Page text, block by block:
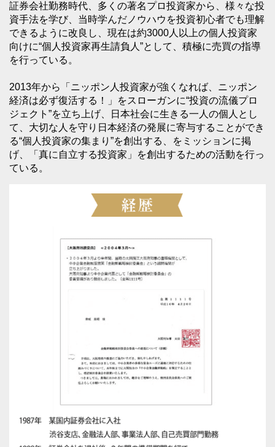
証券会社勤務時代、多くの著名プロ投資家から、様々な投
資手法を学び、当時学んだノウハウを投資初心者でも理解
できるように改良し、現在は約3000人以上の個人投資家
向けに“個人投資家再生請負人”として、積極に売買の指導
を行っている。
2013年から「ニッポン人投資家が強くなれば、ニッポン
経済は必ず復活する！」をスローガンに“投資の流儀プロ
ジェクト”を立ち上げ、日本社会に生きる一人の個人とし
て、大切な人を守り日本経済の発展に寄与することができ
る“個人投資家の集まり”を創出する、をミッションに掲
げ、「真に自立する投資家」を創出するための活動を行っ
ている。